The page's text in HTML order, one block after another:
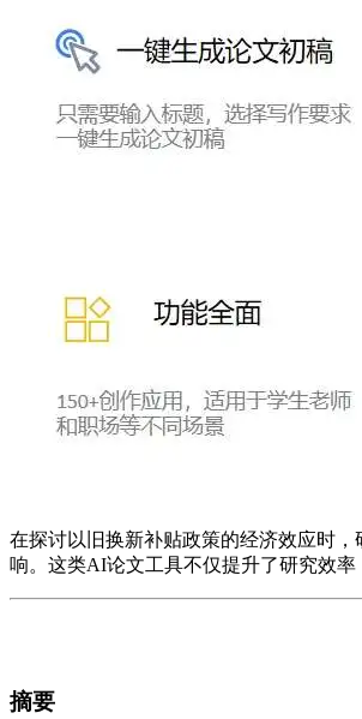
在探讨以旧换新补贴政策的经济效应时
响。这类AI论文工具不仅提升了研究效
摘要